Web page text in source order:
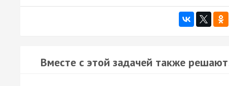
Вместе с этой задачей также